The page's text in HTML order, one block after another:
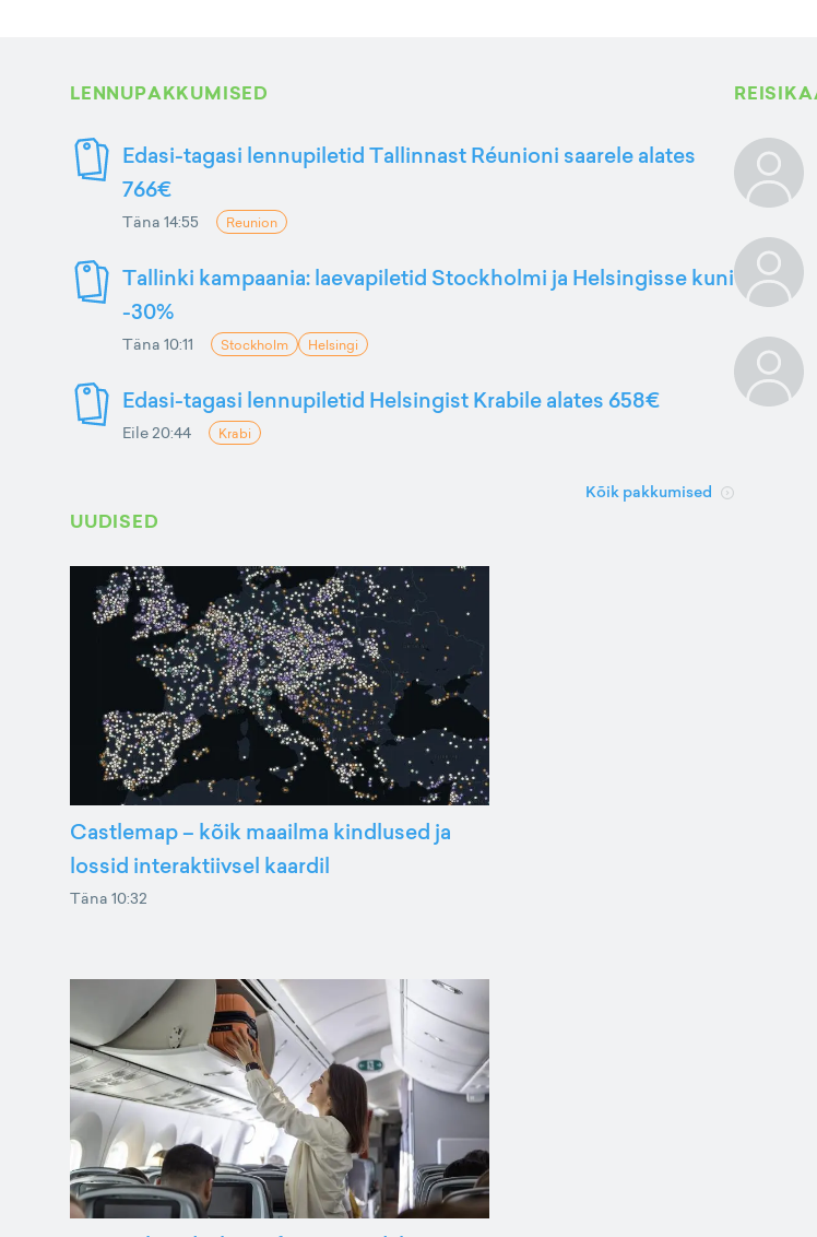
LENNUPAKKUMISED
Edasi-tagasi lennupiletid Tallinnast Réunioni saarele alates
766€
Täna 14:55 Reunion
Tallinki kampaania: laevapiletid Stockholmi ja Helsingisse kuni
-30%
Täna 10:11 Stockholm Helsingi
Edasi-tagasi lennupiletid Helsingist Krabile alates 658€
Eile 20:44 Krabi
Kõik pakkumised
UUDISED
Castlemap – kõik maailma kindlused ja
lossid interaktiivsel kaardil
Täna 10:32